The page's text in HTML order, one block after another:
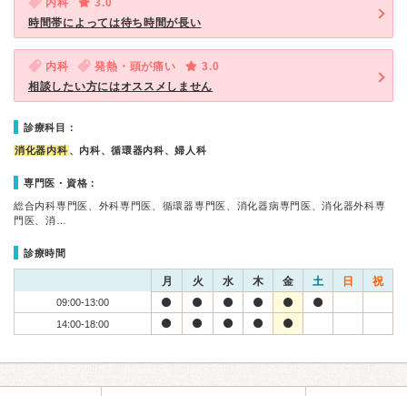
内科
3.0
時間帯によっては待ち時間が長い
内科 発熱・頭が痛い
3.0
相談したい方にはオススメしません
診療科目：
消化器内科 、内科、循環器内科、婦人科
専門医・資格：
総合内科専門医、外科専門医、循環器専門医、消化器病専門医、消化器外科専
門医、消…
診療時間
月 火 水 木 金 土 日 祝
09:00-13:00
14:00-18:00